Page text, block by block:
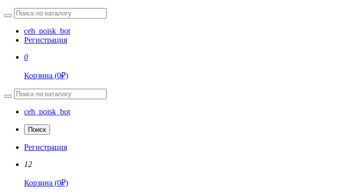
ceh_poisk_bot
Регистрация
0
Корзина (0₽)
ceh_poisk_bot
Поиск
Регистрация
12
Корзина (0₽)